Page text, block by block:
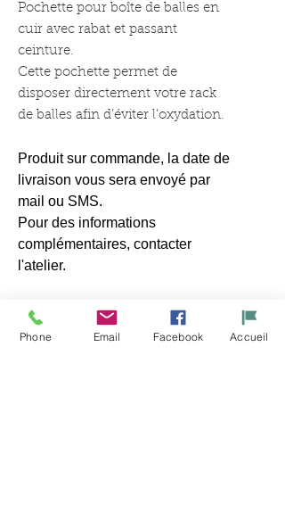
Pochette pour boîte de balles en
cuir avec rabat et passant
ceinture.
Cette pochette permet de
disposer directement votre rack
de balles afin d’éviter l’oxydation.
Produit sur commande, la date de
livraison vous sera envoyé par
mail ou SMS.
Pour des informations
complémentaires, contacter
l'atelier.
Phone Email Facebook Accueil